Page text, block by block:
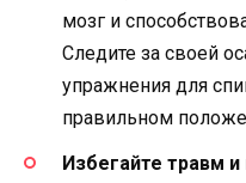
мозг и
Следите за своей
упражнения для
правильном
Избегайте травм